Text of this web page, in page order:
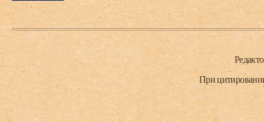
Нижний колонтитул
При